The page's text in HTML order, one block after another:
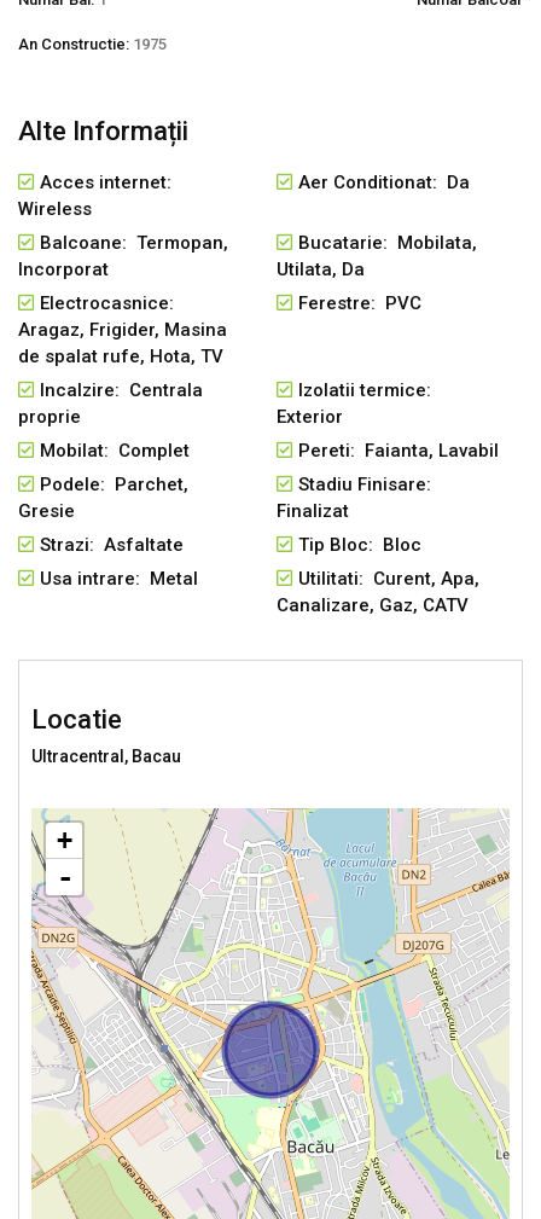
Cheile le avem la biroul nostru. Vizionarile se pot face
oricand ( inclusiv in weekend)
An Constructie: 1975
Alte Informații
Acces internet:
Wireless
Aer Conditionat: Da
Balcoane: Termopan,
Incorporat
Bucatarie: Mobilata,
Utilata, Da
Electrocasnice:
Aragaz, Frigider, Masina
de spalat rufe, Hota, TV
Ferestre: PVC
Incalzire: Centrala
proprie
Izolatii termice:
Exterior
Mobilat: Complet
Pereti: Faianta, Lavabil
Podele: Parchet,
Gresie
Stadiu Finisare:
Finalizat
Strazi: Asfaltate
Tip Bloc: Bloc
Usa intrare: Metal
Utilitati: Curent, Apa,
Canalizare, Gaz, CATV
Locatie
Ultracentral, Bacau
+
-